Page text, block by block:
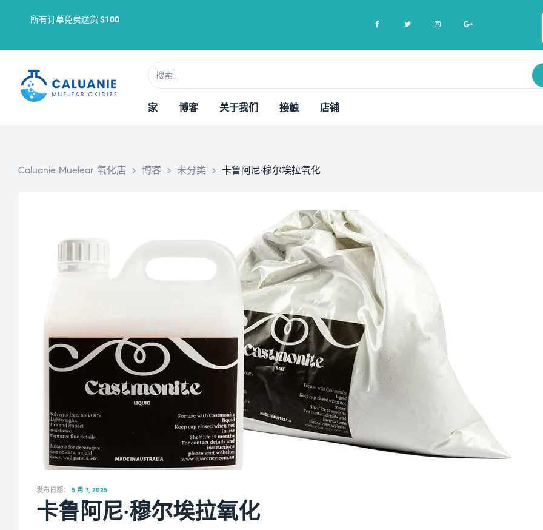
所有订单免费送货$100
家 博客 关于我们 接触 店铺
Caluanie Muelear 氧化店 > 博客 > 未分类 > 卡鲁阿尼·穆尔埃拉氧化
发布日期： 5 月 7, 2025
卡鲁阿尼·穆尔埃拉氧化